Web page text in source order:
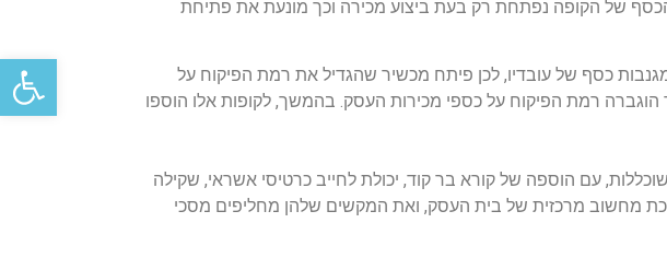
של הקופה נפתחת רק בעת ביצוע מכירה וכך מונעת את פתיחת
בעל עסק שסבל מגנבות כסף של עובדיו, לכן פיתח מכשיר שהגדיל את רמת הפיקוח על
רמת הפיקוח על כספי מכירות העסק. בהמשך, לקופות אלו הוספו
עם הוספה של קורא בר קוד, יכולת לחייב כרטיסי אשראי, שקילה
מחשוב מרכזית של בית העסק, ואת המקשים שלהן מחליפים מסכי